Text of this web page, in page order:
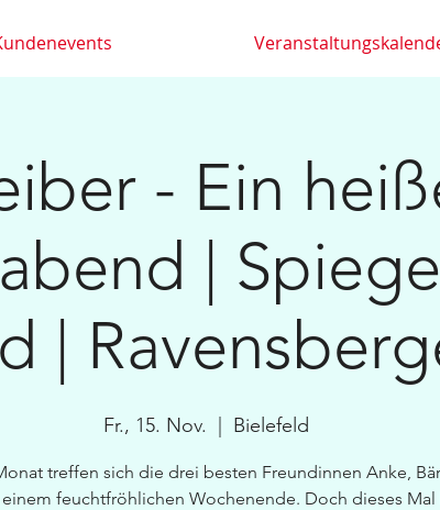
- Ein
|
|
Fr., 15. Nov. Bielefeld
treffen sich die drei besten Freundinnen Anke,
einem feuchtfröhlichen Wochenende. Doch dieses